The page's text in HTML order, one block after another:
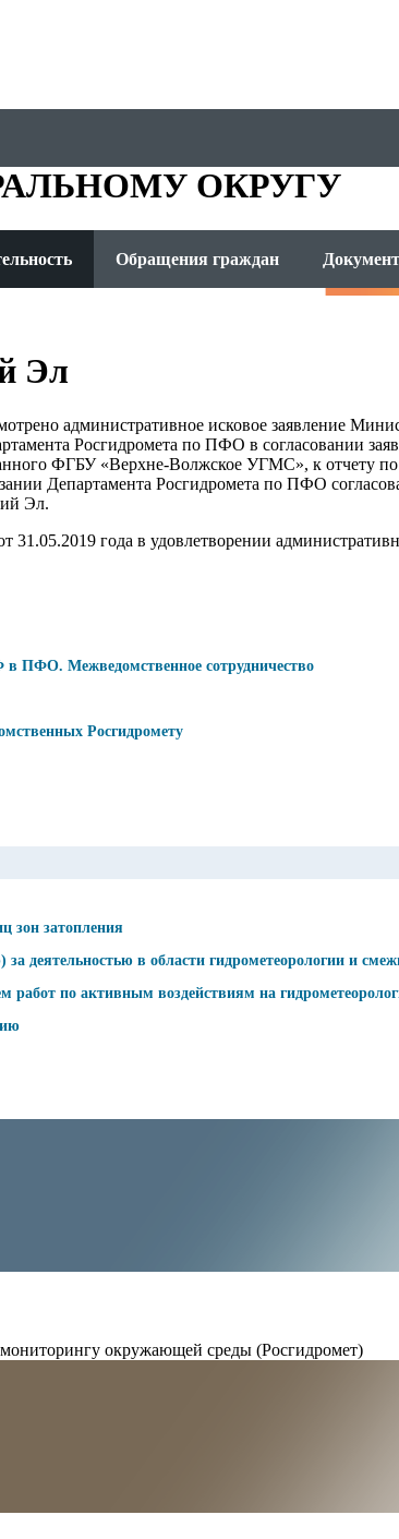
ОКРУГУ
Обращения граждан
Эл
административное исковое заявление
Росгидромета по ПФО в согласовании
ФГБУ «Верхне-Волжское УГМС», к отчету по
Департамента Росгидромета по ПФО
Эл.
года в удовлетворении
в ПФО. Межведомственное сотрудничество
Росгидромету
зон затопления
деятельностью в области гидрометеорологии и
работ по активным воздействиям на
окружающей среды (Росгидромет)